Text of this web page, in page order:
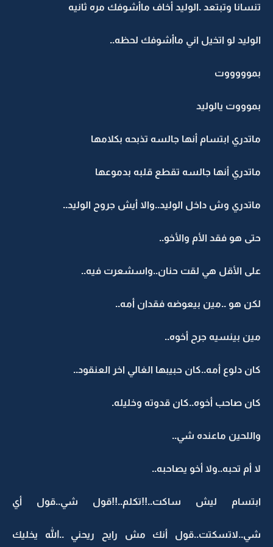
تنسانا وتبتعد .الوليد أخاف ماأشوفك مره ثانيه
الوليد لو اتخيل اني ماأشوفك لحظه..
بموووووت
بموووت يالوليد
ماتدري ابتسام أنها جالسه تذبحه بكلامها
ماتدري أنها جالسه تقطع قلبه بدموعها
ماتدري وش داخل الوليد..والا أيش جروح الوليد..
حتى هو فقد الأم والأخو..
على الأقل هي لقت حنان..واسشعرت فيه..
لكن هو ..مين بيعوضه فقدان أمه..
مين بينسيه جرح أخوه..
كان دلوع أمه..كان حبيبها الغالي اخر العنقود..
كان صاحب أخوه..كان قدوته وخليله.
واللحين ماعنده شي..
لا أم تحبه..ولا أخو يصاحبه..
ابتسام ليش ساكت..!!تكلم..!!قول شي..قول أي
شي..لاتسكتت..قول أنك مش رايح ريحني ..الله يخليك